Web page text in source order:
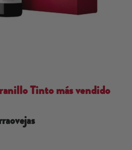
Tinto más vendido